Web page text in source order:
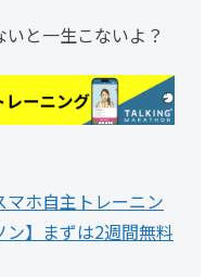
と一生こないよ？
ホ自主トレーニン
】まずは2週間無料